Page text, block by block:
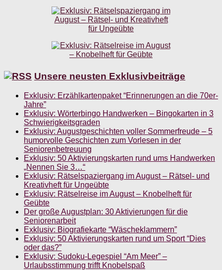
Unsere neusten Exklusivbeiträge
Exklusiv: Erzählkartenpaket “Erinnerungen an die 70er-
Jahre”
Exklusiv: Wörterbingo Handwerken – Bingokarten in 3
Schwierigkeitsgraden
Exklusiv: Augustgeschichten voller Sommerfreude – 5
humorvolle Geschichten zum Vorlesen in der
Seniorenbetreuung
Exklusiv: 50 Aktivierungskarten rund ums Handwerken
„Nennen Sie 3…“
Exklusiv: Rätselspaziergang im August – Rätsel- und
Kreativheft für Ungeübte
Exklusiv: Rätselreise im August – Knobelheft für
Geübte
Der große Augustplan: 30 Aktivierungen für die
Seniorenarbeit
Exklusiv: Biografiekarte “Wäscheklammern”
Exklusiv: 50 Aktivierungskarten rund um Sport “Dies
oder das?”
Exklusiv: Sudoku-Legespiel “Am Meer” –
Urlaubsstimmung trifft Knobelspaß